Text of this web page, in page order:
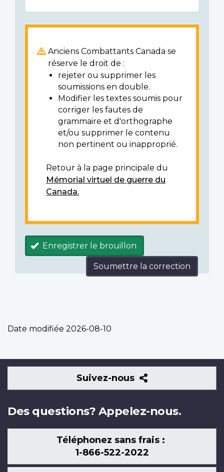
Anciens Combattants Canada se
réserve le droit de :
rejeter ou supprimer les
soumissions en double.
Modifier les textes soumis pour
corriger les fautes de
grammaire et d'orthographe
et/ou supprimer le contenu
non pertinent ou inapproprié.
Retour à la page principale du
Mémorial virtuel de guerre du
Canada.
Enregistrer le brouillon
Soumettre la correction
Date modifiée 2026-08-10
Suivez-nous
Suivez-
nous
Des questions? Appelez-nous.
Téléphonez sans frais :
1-866-522-2022